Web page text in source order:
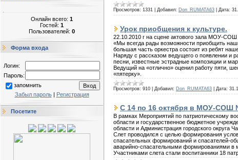
Онлайн всего: 1
Гостей: 1
Пользователей: 0
Форма входа
Логин:
Пароль:
запомнить
Забыл пароль| Регистрация
Посетите
Просмотров: 1331 Добавил: Don_RUMATA63 Дата:
Урок приобщения к культуре.
22.10.2010 г на сцене актового зала МОУ-
«Мы всегда рады возможности приобщить
большая часть оркестра состоит из ребят
Наряду с рассказом ведущего о появлении и
песни, известные эстрадные композиции и
Ведущий на «отлично» оценил работу пяти,
«пятерку».
Просмотров: 910 Добавил: Don_RUMATA63 Дата:
С 14 по 16 октября в МОУ-СОШ
В рамках Мероприятий по патриотическому
области и государственное бюджетное
области и Администрация городского округа
Слет проводился с целью формирования
спасательных формирований и спасателей-
аварийно-спасательными формированиями в
Участниками слета стали воспитанники 18